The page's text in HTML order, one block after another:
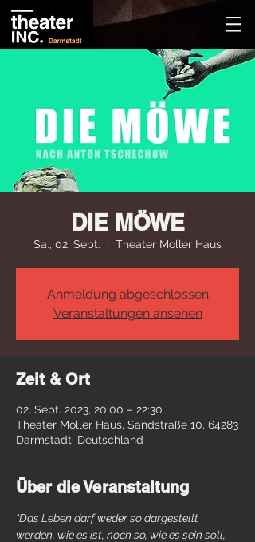
DIE MÖWE
Sa., 02. Sept.
  |
Theater Moller Haus
Anmeldung abgeschlossen
Veranstaltungen ansehen
Zeit & Ort
02. Sept. 2023, 20:00 – 22:30
Theater Moller Haus, Sandstraße 10, 64283
Darmstadt, Deutschland
Über die Veranstaltung
"Das Leben darf weder so dargestellt
werden, wie es ist, noch so, wie es sein soll,